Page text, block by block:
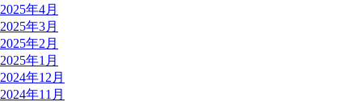
2025年4月
2025年3月
2025年2月
2025年1月
2024年12月
2024年11月